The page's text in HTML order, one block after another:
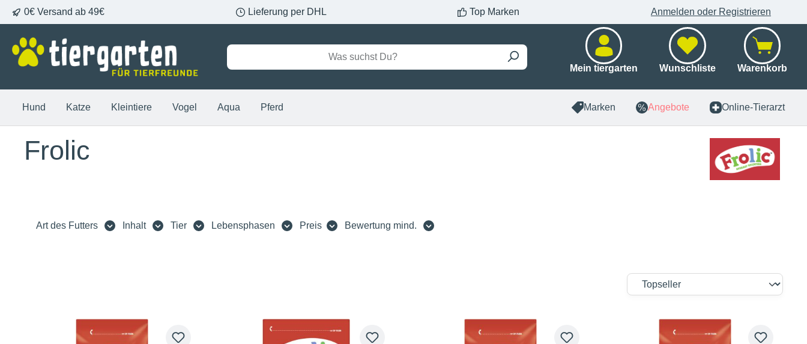
Zur Hauptnavigation springen
0€ Versand ab 49€ Lieferung per DHL Top Marken Anmelden oder Registrieren
Mein tiergarten Wunschliste Warenkorb
Hund Katze Kleintiere Vogel Aqua Pferd Marken Angebote Online-Tierarzt
Frolic
Art des Futters Inhalt Tier Lebensphasen Preis Bewertung mind.